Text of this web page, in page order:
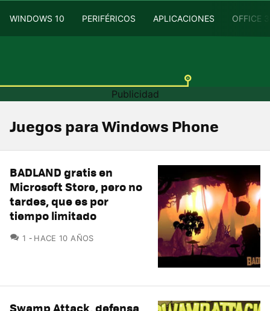
WINDOWS 10 PERIFÉRICOS APLICACIONES OFFICE
Juegos para Windows Phone
BADLAND gratis en
Microsoft Store, pero no
tardes, que es por
tiempo limitado
1 COMENTARIOS
HACE 10 AÑOS